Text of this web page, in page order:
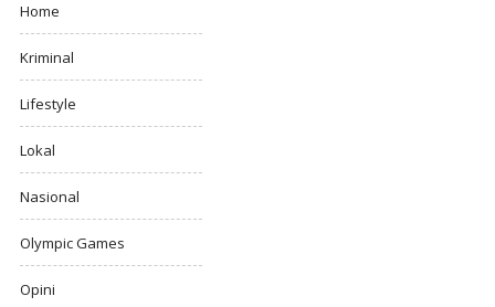
Home
Kriminal
Lifestyle
Lokal
Nasional
Olympic Games
Opini